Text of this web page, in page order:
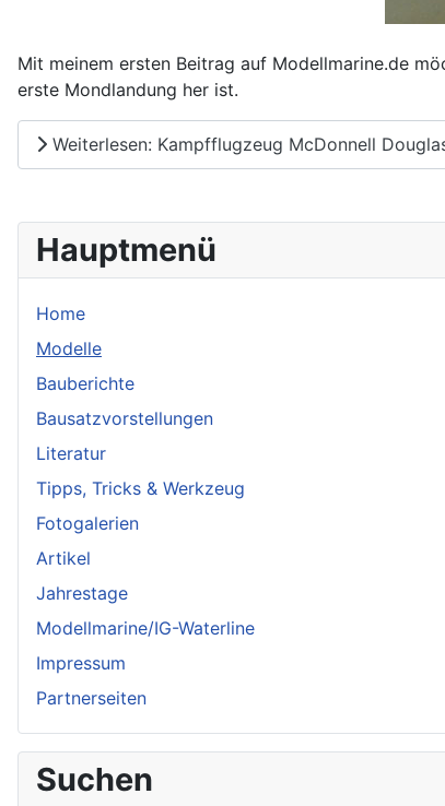
Hauptmenü
Home
Modelle
Bauberichte
Bausatzvorstellungen
Literatur
Tipps, Tricks & Werkzeug
Fotogalerien
Artikel
Jahrestage
Modellmarine/IG-Waterline
Impressum
Partnerseiten
Suchen
Mit meinem ersten Beitrag auf Modellmarine.de
erste Mondlandung her ist.
Weiterlesen: Kampfflugzeug McDonnell